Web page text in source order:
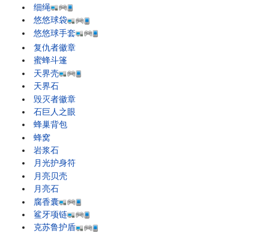
细绳
悠悠球袋
悠悠球手套
复仇者徽章
蜜蜂斗篷
天界壳
天界石
毁灭者徽章
石巨人之眼
蜂巢背包
蜂窝
岩浆石
月光护身符
月亮贝壳
月亮石
腐香囊
鲨牙项链
克苏鲁护盾